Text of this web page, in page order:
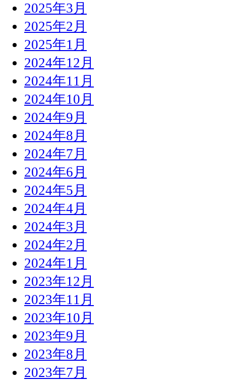
2025年3月
2025年2月
2025年1月
2024年12月
2024年11月
2024年10月
2024年9月
2024年8月
2024年7月
2024年6月
2024年5月
2024年4月
2024年3月
2024年2月
2024年1月
2023年12月
2023年11月
2023年10月
2023年9月
2023年8月
2023年7月